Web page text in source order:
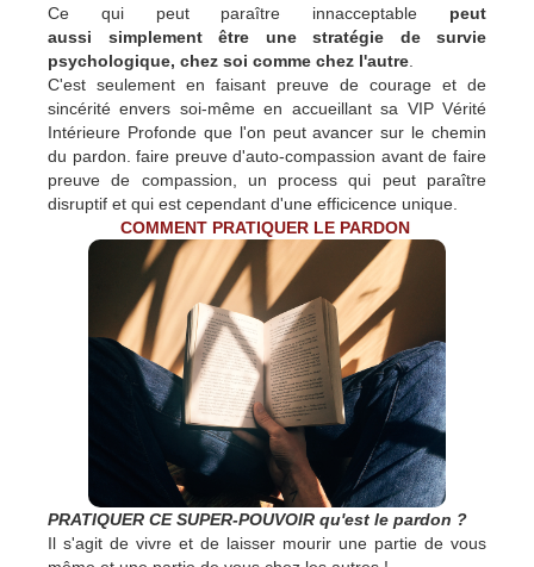
Ce qui peut paraître innacceptable peut
aussi simplement être une stratégie de survie
psychologique, chez soi comme chez l'autre
C'est seulement en faisant preuve de courage et de
sincérité envers soi-même en accueillant sa VIP Vérité
Intérieure Profonde que l'on peut avancer sur le chemin
du pardon. faire preuve d'auto-compassion avant de faire
preuve de compassion, un process qui peut paraître
disruptif et qui est cependant d'une efficicence unique.
COMMENT PRATIQUER LE PARDON
PRATIQUER CE SUPER-POUVOIR qu'est le pardon ?
Il s'agit de vivre et de laisser mourir une partie de vous